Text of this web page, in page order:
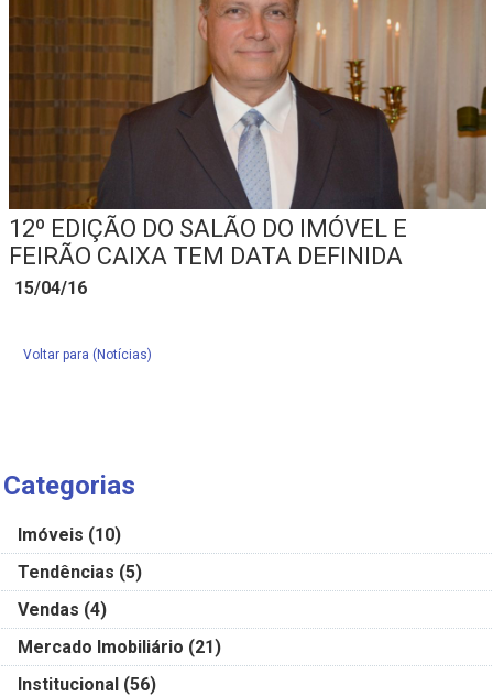
12º EDIÇÃO DO SALÃO DO IMÓVEL E
FEIRÃO CAIXA TEM DATA DEFINIDA
15/04/16
Voltar para (Notícias)
Categorias
Imóveis (10)
Tendências (5)
Vendas (4)
Mercado Imobiliário (21)
Institucional (56)